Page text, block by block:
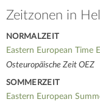
Zeitzonen in
NORMALZEIT
Eastern European Time
Osteuropäische Zeit OEZ
SOMMERZEIT
Eastern European